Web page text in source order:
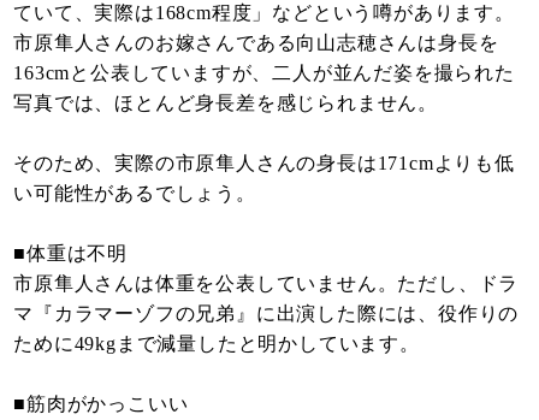
ていて、実際は168cm程度」などという噂があります。
市原隼人さんのお嫁さんである向山志穂さんは身長を
163cmと公表していますが、二人が並んだ姿を撮られた
写真では、ほとんど身長差を感じられません。
そのため、実際の市原隼人さんの身長は171cmよりも低
い可能性があるでしょう。
■体重は不明
市原隼人さんは体重を公表していません。ただし、ドラ
マ『カラマーゾフの兄弟』に出演した際には、役作りの
ために49kgまで減量したと明かしています。
■筋肉がかっこいい